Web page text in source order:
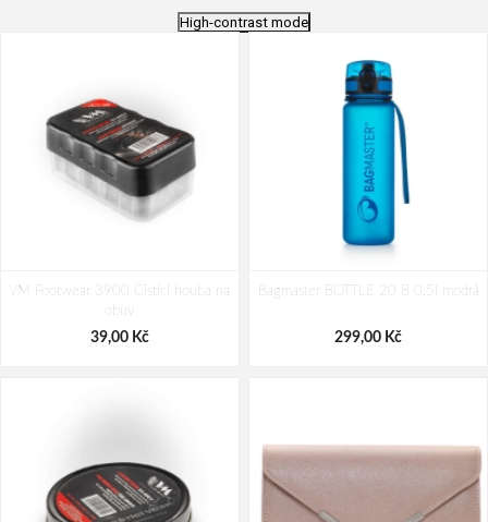
High-contrast mode
VM Footwear 3900 Čistící houba na
obuv
39,00 Kč
Bagmaster BOTTLE 20 B 0,5l modrá
299,00 Kč